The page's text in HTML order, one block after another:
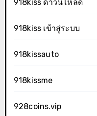
918kiss ดาวน์โหลด
918kiss เข้าสู่ระบบ
918kissauto
918kissme
928coins.vip